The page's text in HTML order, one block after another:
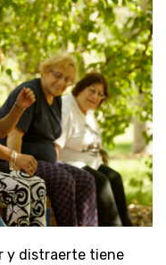
y distraerte tiene